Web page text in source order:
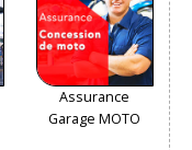
Assurance
Garage MOTO